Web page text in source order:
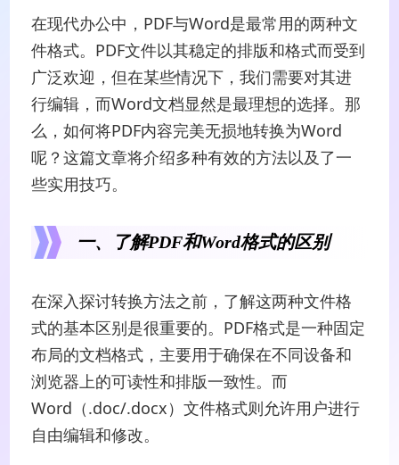
在现代办公中，PDF与Word是最常用的两种文
件格式。PDF文件以其稳定的排版和格式而受到
广泛欢迎，但在某些情况下，我们需要对其进
行编辑，而Word文档显然是最理想的选择。那
么，如何将PDF内容完美无损地转换为Word
呢？这篇文章将介绍多种有效的方法以及了一
些实用技巧。
一、了解PDF和Word格式的区别
在深入探讨转换方法之前，了解这两种文件格
式的基本区别是很重要的。PDF格式是一种固定
布局的文档格式，主要用于确保在不同设备和
浏览器上的可读性和排版一致性。而
Word（.doc/.docx）文件格式则允许用户进行
自由编辑和修改。